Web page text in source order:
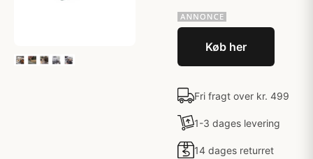
Køb her
Fri fragt over kr. 499
1-3 dages levering
14 dages returret